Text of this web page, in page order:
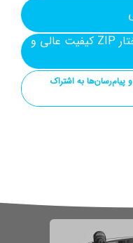
دریافت یکجا تصاویر با ساختار ZIP کیفیت عالی و
به اشتراک